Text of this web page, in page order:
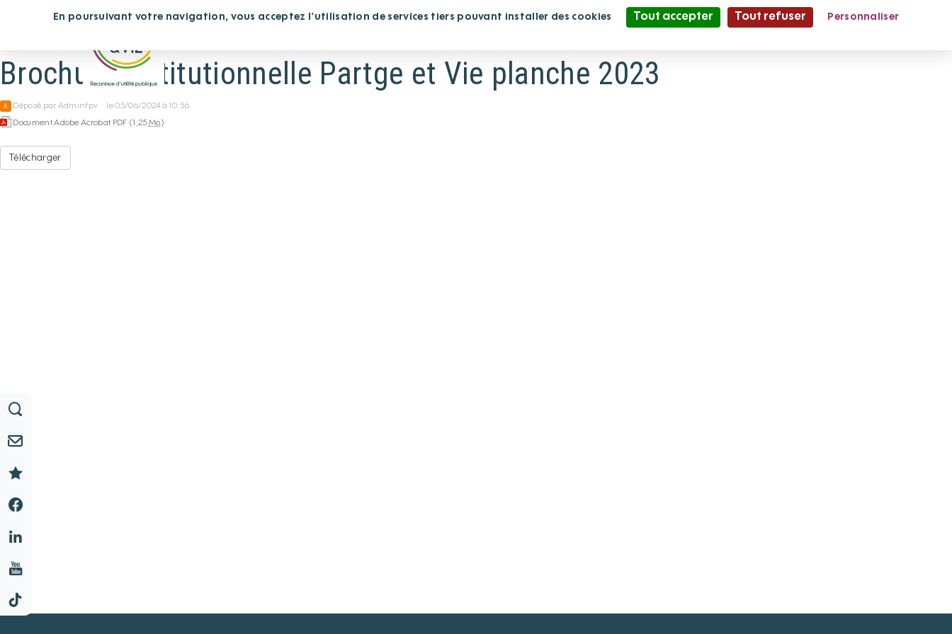
Partage et Vie le Mag'
Brochure institutionnelle Partge et Vie planche 2023
A Déposé par Adminfpv ·
le 05/06/2024 à 10:56
Document Adobe Acrobat PDF (1,25 Mo)
Télécharger
En poursuivant votre navigation, vous acceptez l'utilisation de services tiers pouvant installer des cookies Tout accepter Tout refuser
Personnaliser